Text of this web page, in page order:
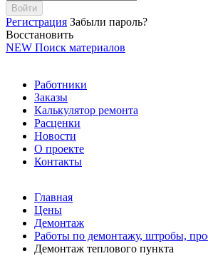
Войти
Регистрация Забыли пароль?
Восстановить
NEW Поиск материалов
Работники
Заказы
Калькулятор ремонта
Расценки
Новости
О проекте
Контакты
Главная
Цены
Демонтаж
Работы по демонтажу, штробы,
Демонтаж теплового пункта